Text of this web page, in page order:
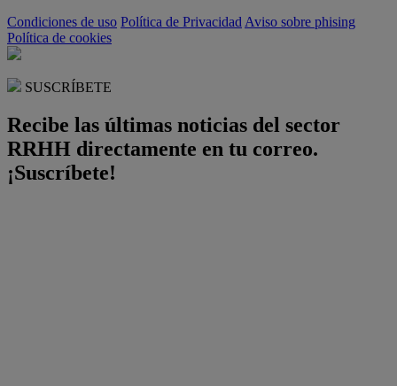
Condiciones de uso Política de Privacidad Aviso sobre phising
Política de cookies
SUSCRÍBETE
Recibe las últimas noticias del sector
RRHH directamente en tu correo.
¡Suscríbete!